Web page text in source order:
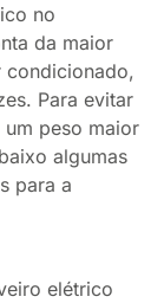
no
da maior
condicionado,
Para evitar
peso maior
algumas
para a
elétrico